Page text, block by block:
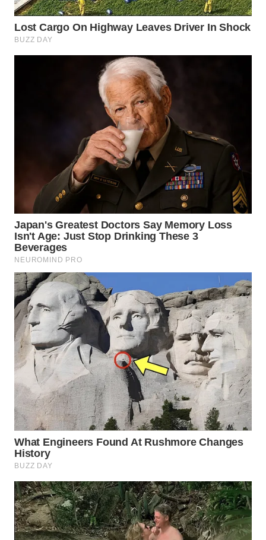
PADANG
LAWAS
WN
TANGERANG
WN
BINJAI
WN
CIREBON
WN
INDRAMAYU
WN
KUNINGAN
WN
MAJALENGKA
WN
SUBANG
WN
SUKABUMI